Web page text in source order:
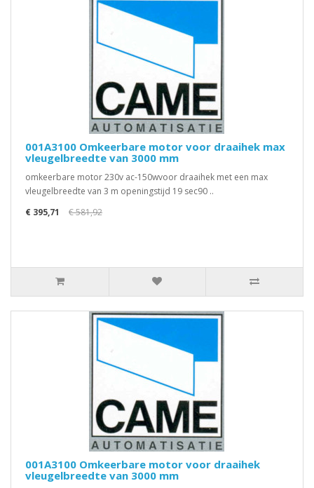
001A3100 Omkeerbare motor voor draaihek max
vleugelbreedte van 3000 mm
omkeerbare motor 230v ac-150wvoor draaihek met een max
vleugelbreedte van 3 m openingstijd 19 sec90 ..
€ 395,71
€ 581,92
001A3100 Omkeerbare motor voor draaihek
vleugelbreedte van 3000 mm